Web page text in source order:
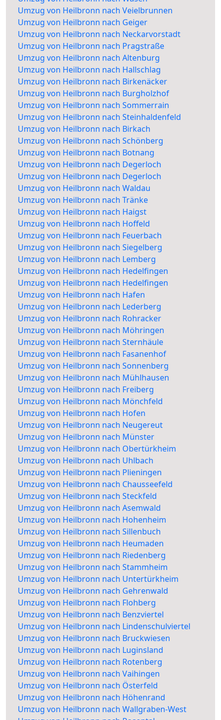
Umzug von Heilbronn nach Veielbrunnen
Umzug von Heilbronn nach Geiger
Umzug von Heilbronn nach Neckarvorstadt
Umzug von Heilbronn nach Pragstraße
Umzug von Heilbronn nach Altenburg
Umzug von Heilbronn nach Hallschlag
Umzug von Heilbronn nach Birkenäcker
Umzug von Heilbronn nach Burgholzhof
Umzug von Heilbronn nach Sommerrain
Umzug von Heilbronn nach Steinhaldenfeld
Umzug von Heilbronn nach Birkach
Umzug von Heilbronn nach Schönberg
Umzug von Heilbronn nach Botnang
Umzug von Heilbronn nach Degerloch
Umzug von Heilbronn nach Degerloch
Umzug von Heilbronn nach Waldau
Umzug von Heilbronn nach Tränke
Umzug von Heilbronn nach Haigst
Umzug von Heilbronn nach Hoffeld
Umzug von Heilbronn nach Feuerbach
Umzug von Heilbronn nach Siegelberg
Umzug von Heilbronn nach Lemberg
Umzug von Heilbronn nach Hedelfingen
Umzug von Heilbronn nach Hedelfingen
Umzug von Heilbronn nach Hafen
Umzug von Heilbronn nach Lederberg
Umzug von Heilbronn nach Rohracker
Umzug von Heilbronn nach Möhringen
Umzug von Heilbronn nach Sternhäule
Umzug von Heilbronn nach Fasanenhof
Umzug von Heilbronn nach Sonnenberg
Umzug von Heilbronn nach Mühlhausen
Umzug von Heilbronn nach Freiberg
Umzug von Heilbronn nach Mönchfeld
Umzug von Heilbronn nach Hofen
Umzug von Heilbronn nach Neugereut
Umzug von Heilbronn nach Münster
Umzug von Heilbronn nach Obertürkheim
Umzug von Heilbronn nach Uhlbach
Umzug von Heilbronn nach Plieningen
Umzug von Heilbronn nach Chausseefeld
Umzug von Heilbronn nach Steckfeld
Umzug von Heilbronn nach Asemwald
Umzug von Heilbronn nach Hohenheim
Umzug von Heilbronn nach Sillenbuch
Umzug von Heilbronn nach Heumaden
Umzug von Heilbronn nach Riedenberg
Umzug von Heilbronn nach Stammheim
Umzug von Heilbronn nach Untertürkheim
Umzug von Heilbronn nach Gehrenwald
Umzug von Heilbronn nach Flohberg
Umzug von Heilbronn nach Benzviertel
Umzug von Heilbronn nach Lindenschulviertel
Umzug von Heilbronn nach Bruckwiesen
Umzug von Heilbronn nach Luginsland
Umzug von Heilbronn nach Rotenberg
Umzug von Heilbronn nach Vaihingen
Umzug von Heilbronn nach Österfeld
Umzug von Heilbronn nach Höhenrand
Umzug von Heilbronn nach Wallgraben-West